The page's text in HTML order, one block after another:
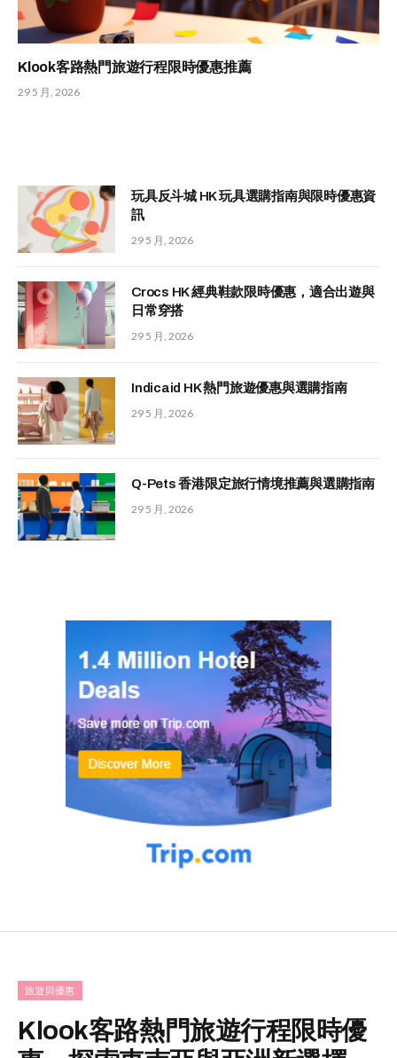
Klook客路熱門旅遊行程限時優惠推薦
29 5 月, 2026
玩具反斗城 HK 玩具選購指南與限時優惠資
訊
29 5 月, 2026
Crocs HK 經典鞋款限時優惠，適合出遊與
日常穿搭
29 5 月, 2026
Indicaid HK 熱門旅遊優惠與選購指南
29 5 月, 2026
Q-Pets 香港限定旅行情境推薦與選購指南
29 5 月, 2026
旅遊與優惠
Klook客路熱門旅遊行程限時優